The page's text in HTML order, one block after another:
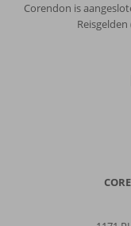
Corendon is